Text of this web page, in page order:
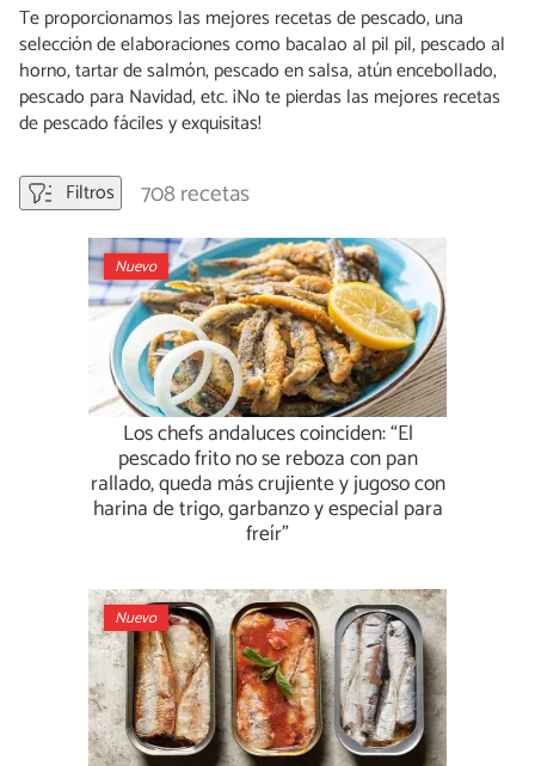
Te proporcionamos las mejores recetas de pescado, una
selección de elaboraciones como bacalao al pil pil, pescado al
horno, tartar de salmón, pescado en salsa, atún encebollado,
pescado para Navidad, etc. ¡No te pierdas las mejores recetas
de pescado fáciles y exquisitas!
Filtros 708 recetas
Nuevo
Los chefs andaluces coinciden: “El
pescado frito no se reboza con pan
rallado, queda más crujiente y jugoso con
harina de trigo, garbanzo y especial para
freír”
Nuevo